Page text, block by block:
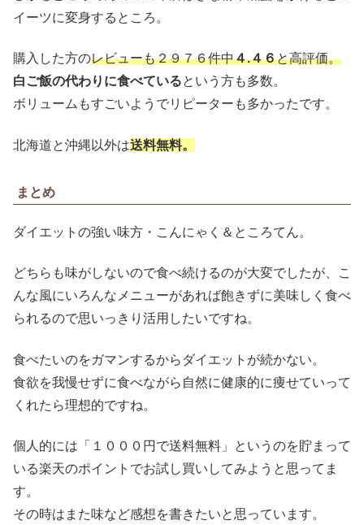
イーツに変身するところ。
購入した方のレビューも２９７６件中４.４６と高評価。
白ご飯の代わりに食べているという方も多数。
ボリュームもすごいようでリピーターも多かったです。
北海道と沖縄以外は送料無料。
まとめ
ダイエットの強い味方・こんにゃく＆ところてん。
どちらも味がしないので食べ続けるのが大変でしたが、こ
んな風にいろんなメニューがあれば飽きずに美味しく食べ
られるので思いっきり活用したいですね。
食べたいのをガマンするからダイエットが続かない。
食欲を我慢せずに食べながら自然に健康的に痩せていって
くれたら理想的ですね。
個人的には「１０００円で送料無料」というのを貯まって
いる楽天のポイントでお試し買いしてみようと思ってま
す。
その時はまた味など感想を書きたいと思っています。